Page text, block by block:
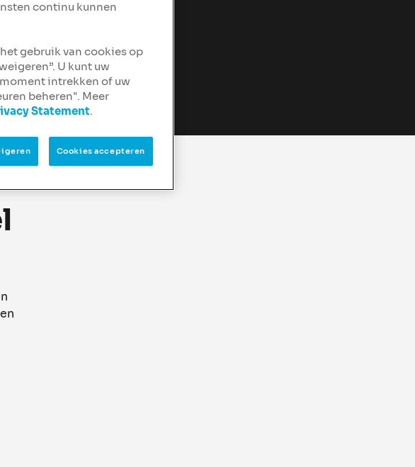
continu kunnen
gebruik van cookies op
U kunt uw
intrekken of uw
beheren". Meer
Statement.
Cookies accepteren